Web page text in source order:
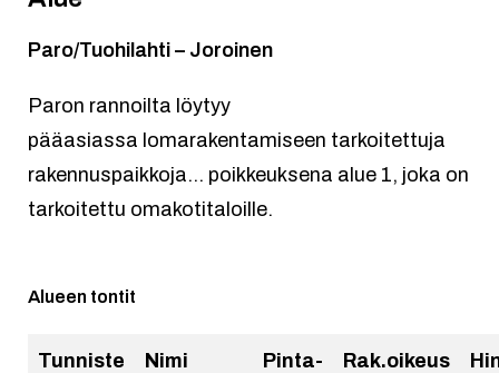
Paro/Tuohilahti – Joroinen
Paron rannoilta löytyy
pääasiassa lomarakentamiseen tarkoitettuja
rakennuspaikkoja… poikkeuksena alue 1, joka on
tarkoitettu omakotitaloille.
Alueen tontit
Tunniste Nimi
Pinta-
Rak.oikeus